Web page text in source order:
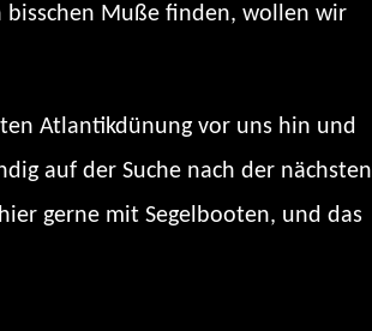
bisschen Muße finden, wollen wir
Atlantikdünung vor uns hin und
auf der Suche nach der nächsten
gerne mit Segelbooten, und das